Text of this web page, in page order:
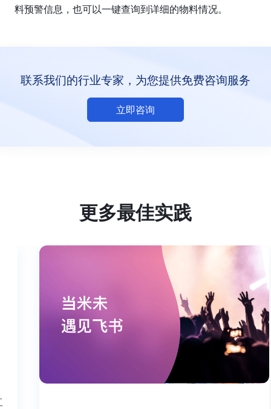
料预警信息，也可以一键查询到详细的物料情况。
联系我们的行业专家，为您提供免费咨询服务
立即咨询
更多最佳实践